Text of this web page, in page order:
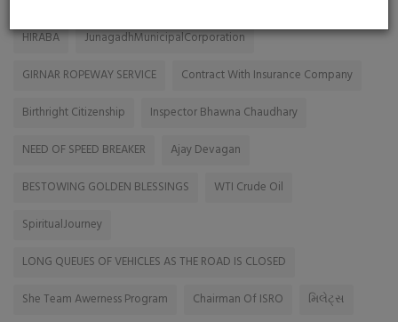
HIRABA
JunagadhMunicipalCorporation
GIRNAR ROPEWAY SERVICE
Contract With Insurance Company
Birthright Citizenship
Inspector Bhawna Chaudhary
NEED OF SPEED BREAKER
Ajay Devagan
BESTOWING GOLDEN BLESSINGS
WTI Crude Oil
SpiritualJourney
LONG QUEUES OF VEHICLES AS THE ROAD IS CLOSED
She Team Awerness Program
Chairman Of ISRO મિલેટ્સ